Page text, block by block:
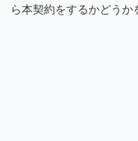
ら本契約をするかどうか